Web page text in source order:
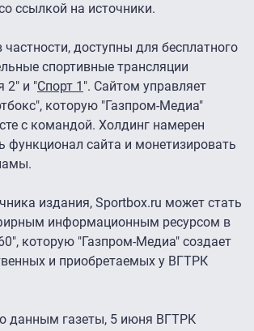
ссылкой на источники.
частности, доступны для бесплатного
спортивные трансляции
2" и "Спорт 1 ". Сайтом управляет
которую "Газпром-Медиа"
с командой. Холдинг намерен
функционал сайта и монетизировать
издания, Sportbox.ru может стать
информационным ресурсом в
которую "Газпром-Медиа" создает
и приобретаемых у ВГТРК
данным газеты, 5 июня ВГТРК